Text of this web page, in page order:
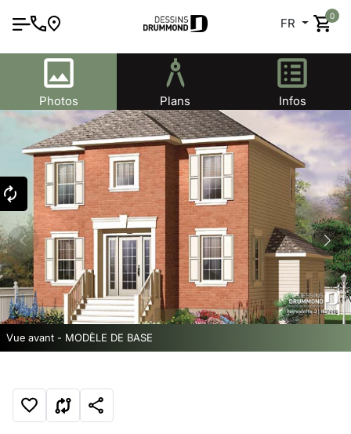
FR
0
Vue avant - MODÈLE DE BASE
Photos Plans Infos